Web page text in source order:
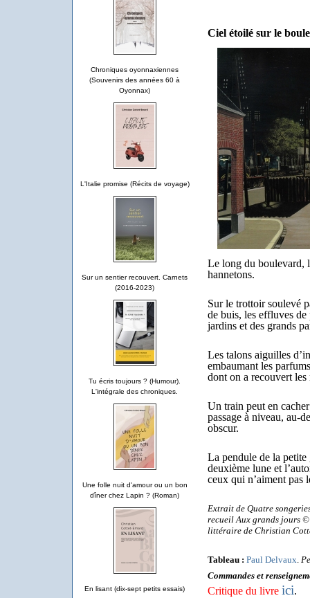
Chroniques oyonnaxiennes
(Souvenirs des années 60 à
Oyonnax)
L'Italie promise (Récits de voyage)
Sur un sentier recouvert. Carnets
(2016-2023)
Tu écris toujours ? (Humour).
L'intégrale des chroniques.
Une folle nuit d'amour ou un bon
dîner chez Lapin ? (Roman)
En lisant (dix-sept petits essais)
Ciel étoilé sur le
Le long du boulevard,
hannetons.
Sur le trottoir soulevé
de buis, les effluves
jardins et des grands
Les talons aiguilles
embaumant les
dont on a recouvert
Un train peut en
passage à niveau, au-
obscur.
La pendule de la petite
deuxième lune et
ceux qui n’aiment pas
Extrait de Quatre
recueil Aux grands jours
littéraire de Christian
Tableau : Paul Delvaux
Commandes et
Critique du livre ici.